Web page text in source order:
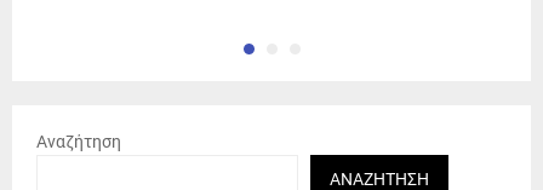
Αναζήτηση
ΑΝΑΖΉΤΗΣΗ